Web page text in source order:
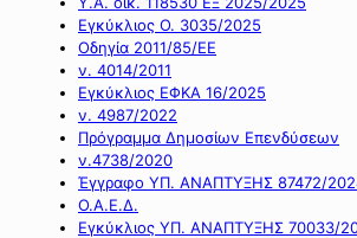
Εγκύκλιος Ο. 3035/2025
Οδηγία 2011/85/ΕΕ
ν. 4014/2011
Εγκύκλιος ΕΦΚΑ 16/2025
ν. 4987/2022
Πρόγραμμα Δημοσίων Επενδύσεων
ν.4738/2020
Έγγραφο ΥΠ. ΑΝΑΠΤΥΞΗΣ 87472/
Ο.Α.Ε.Δ.
Εγκύκλιος ΥΠ. ΑΝΑΠΤΥΞΗΣ 70033/